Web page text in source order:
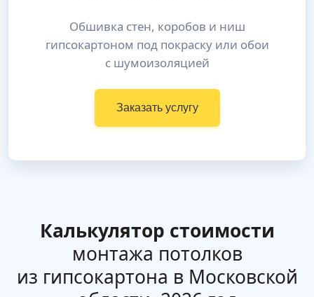
Обшивка стен, коробов и ниш
гипсокартоном под покраску или обои
с шумоизоляцией
Заказать услугу
Калькулятор стоимости
монтажа потолков
из гипсокартона в Московской